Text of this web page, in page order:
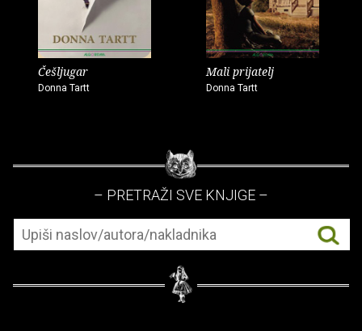
Češljugar
Donna Tartt
Mali prijatelj
Donna Tartt
– PRETRAŽI SVE KNJIGE –